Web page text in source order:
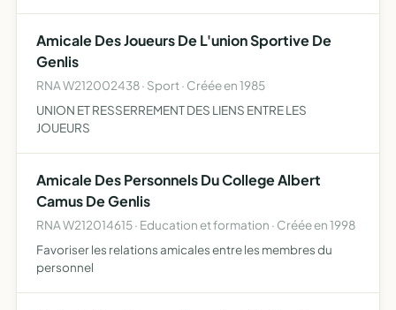
Amicale Des Joueurs De L'union Sportive De
Genlis
RNA W212002438 · Sport · Créée en 1985
UNION ET RESSERREMENT DES LIENS ENTRE LES
JOUEURS
Amicale Des Personnels Du College Albert
Camus De Genlis
RNA W212014615 · Education et formation · Créée en 1998
Favoriser les relations amicales entre les membres du
personnel